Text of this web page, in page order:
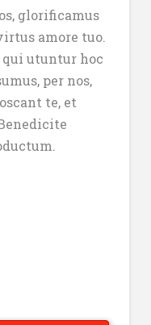
glorificamus
amore tuo.
qui utuntur hoc
per nos,
te, et